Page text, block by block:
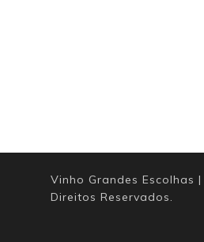
Vinho Grandes Escolhas
Direitos Reservados.